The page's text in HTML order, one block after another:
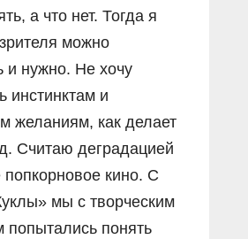
а что нет. Тогда я
можно
и нужно. Не хочу
инстинктам и
желаниям, как делает
Считаю деградацией
кино. С
мы с творческим
попытались понять